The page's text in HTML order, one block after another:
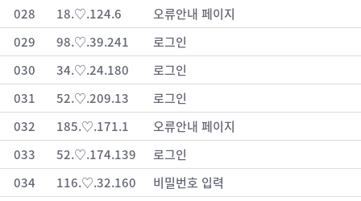
028
18.♡.124.6
오류안내 페이지
029
98.♡.39.241
로그인
030
34.♡.24.180
로그인
031
52.♡.209.13
로그인
032
185.♡.171.1
오류안내 페이지
033
52.♡.174.139
로그인
034
116.♡.32.160
비밀번호 입력